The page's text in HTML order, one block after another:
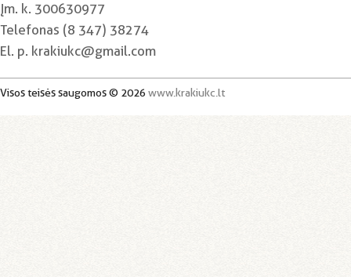
Įm. k. 300630977
Telefonas (8 347) 38274
El. p. krakiukc@gmail.com
Visos teisės saugomos © 2026 www.krakiukc.lt